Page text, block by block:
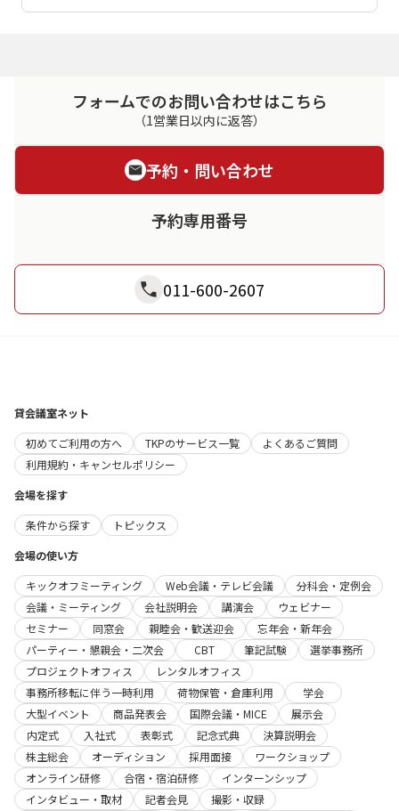
フォームでのお問い合わせはこちら
（1営業日以内に返答）
予約・問い合わせ
予約専用番号
011-600-2607
貸会議室ネット
初めてご利用の方へ
TKPのサービス一覧
よくあるご質問
利用規約・キャンセルポリシー
会場を探す
条件から探す
トピックス
会場の使い方
キックオフミーティング
Web会議・テレビ会議
分科会・定例会
会議・ミーティング
会社説明会 講演会
ウェビナー
セミナー
同窓会 親睦会・歓送迎会
忘年会・新年会
パーティー・懇親会・二次会
CBT 筆記試験
選挙事務所
プロジェクトオフィス
レンタルオフィス
事務所移転に伴う一時利用
荷物保管・倉庫利用
学会
大型イベント
商品発表会 国際会議・MICE
展示会
内定式
入社式 表彰式 記念式典
決算説明会
株主総会
オーディション 採用面接
ワークショップ
オンライン研修
合宿・宿泊研修
インターンシップ
インタビュー・取材
記者会見
撮影・収録